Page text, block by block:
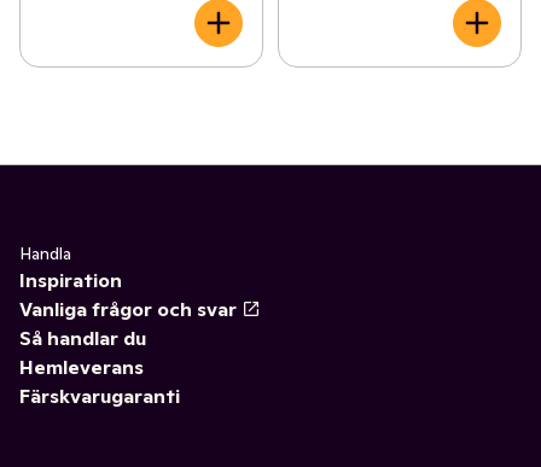
Handla
Inspiration
Vanliga frågor och svar
Så handlar du
Hemleverans
Färskvarugaranti